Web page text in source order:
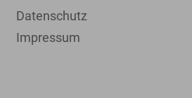
Datenschutz
Impressum